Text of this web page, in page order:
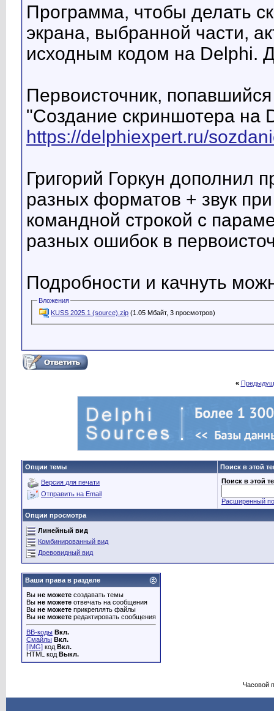
Программа, чтобы делать
экрана, выбранной части,
исходным кодом на Delphi.
Первоисточник,
"Создание скриншотера на
https://delphiexpert.ru/
Григорий Горкун дополнил
разных форматов + звук
командной строкой с
разных ошибок в
Подробности и качнуть
Вложения
KUSS 2025.1 (source).zip (1.05 Мбайт, 3 просмотров)
«
Опции темы Поиск в этой
Версия для печати
Отправить на Email
Поиск в этой
Расширенный
Опции просмотра
Линейный вид
Комбинированный вид
Древовидный вид
Ваши права в разделе
Вы не можете создавать темы
Вы не можете отвечать на сообщения
Вы не можете прикреплять файлы
Вы не можете редактировать сообщения
BB-коды Вкл.
Смайлы Вкл.
[IMG] код Вкл.
HTML код Выкл.
Часовой